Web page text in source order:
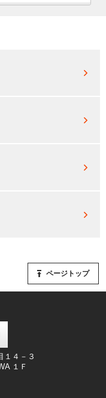
ページトップ
１４－３
１Ｆ